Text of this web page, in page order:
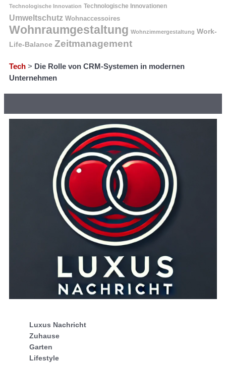
Technologische Innovation Technologische Innovationen
Umweltschutz Wohnaccessoires
Wohnraumgestaltung Wohnzimmergestaltung Work-
Life-Balance Zeitmanagement
Tech > Die Rolle von CRM-Systemen in modernen
Unternehmen
Luxus Nachricht
Zuhause
Garten
Lifestyle